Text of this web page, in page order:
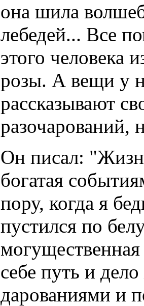
она шила
лебедей... Все
этого человека
розы. А вещи у
рассказывают
разочарований,
Он писал:
богатая
пору, когда я
пустился по
себе путь и
дарованиями и